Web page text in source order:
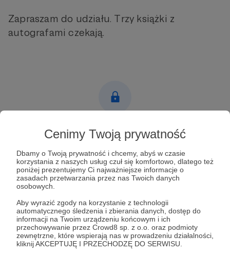
Cenimy Twoją prywatność
Dbamy o Twoją prywatność i chcemy, abyś w czasie
korzystania z naszych usług czuł się komfortowo, dlatego też
poniżej prezentujemy Ci najważniejsze informacje o
zasadach przetwarzania przez nas Twoich danych
osobowych.
Aby wyrazić zgody na korzystanie z technologii
automatycznego śledzenia i zbierania danych, dostęp do
informacji na Twoim urządzeniu końcowym i ich
przechowywanie przez Crowd8 sp. z o.o. oraz podmioty
zewnętrzne, które wspierają nas w prowadzeniu działalności,
kliknij AKCEPTUJĘ I PRZECHODZĘ DO SERWISU.
Zapraszam do udziału. Trzy książki z
autografami czekają.
Post dostępny tylko dla Patronów
Zostań Patronem
Zaloguj się
Udostępnij